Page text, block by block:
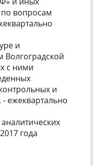
вопросам
и
с ними
и
ежеквартально
года